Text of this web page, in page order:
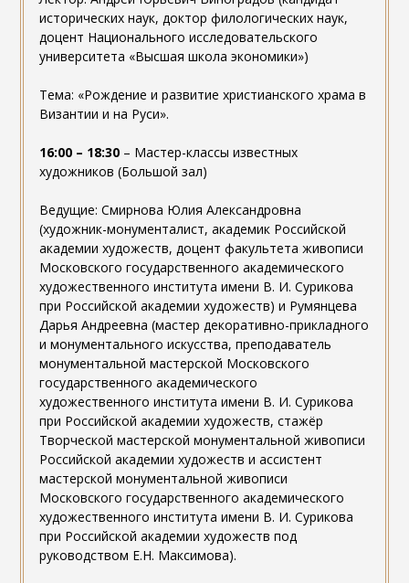
исторических наук, доктор филологических наук,
доцент Национального исследовательского
университета «Высшая школа экономики»)
Тема: «Рождение и развитие христианского храма в
Византии и на Руси».
16:00 – 18:30– Мастер-классы известных
художников (Большой зал)
Ведущие: Смирнова Юлия Александровна
(художник-монументалист, академик Российской
академии художеств, доцент факультета живописи
Московского государственного академического
художественного института имени В. И. Сурикова
при Российской академии художеств) и Румянцева
Дарья Андреевна (мастер декоративно-прикладного
и монументального искусства, преподаватель
монументальной мастерской Московского
государственного академического
художественного института имени В. И. Сурикова
при Российской академии художеств, стажёр
Творческой мастерской монументальной живописи
Российской академии художеств и ассистент
мастерской монументальной живописи
Московского государственного академического
художественного института имени В. И. Сурикова
при Российской академии художеств под
руководством Е.Н. Максимова).